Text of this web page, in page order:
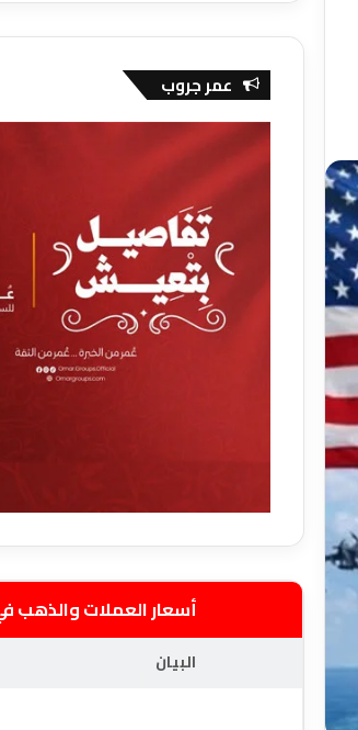
عمر جروب
أسعار العملات والذهب
البيان